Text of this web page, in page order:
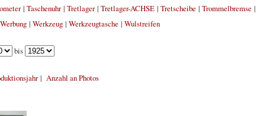
| Taschenuhr| Tretlager| Tretlager-ACHSE| Tretscheibe| Trommelbremse|
Werbung| Werkzeug| Werkzeugtasche| Wulstreifen
bis
| Anzahl an Photos